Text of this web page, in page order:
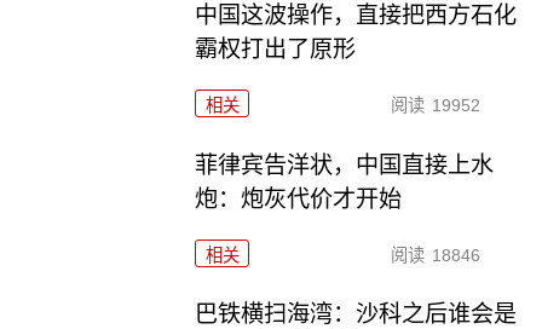
中国这波操作，直接把西方石化
霸权打出了原形
相关 阅读 19952
菲律宾告洋状，中国直接上水
炮：炮灰代价才开始
相关 阅读 18846
巴铁横扫海湾：沙科之后谁会是